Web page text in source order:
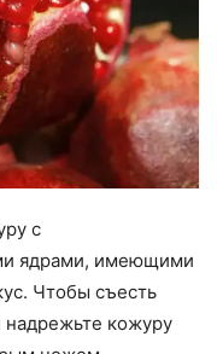
с
ядрами, имеющими
Чтобы съесть
надрежьте кожуру